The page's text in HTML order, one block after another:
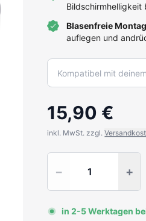
Bildschirmhelligkeit
Blasenfreie
auflegen und
15,90 €
inkl. MwSt. zzgl.
− +
in 2-5 Werktagen